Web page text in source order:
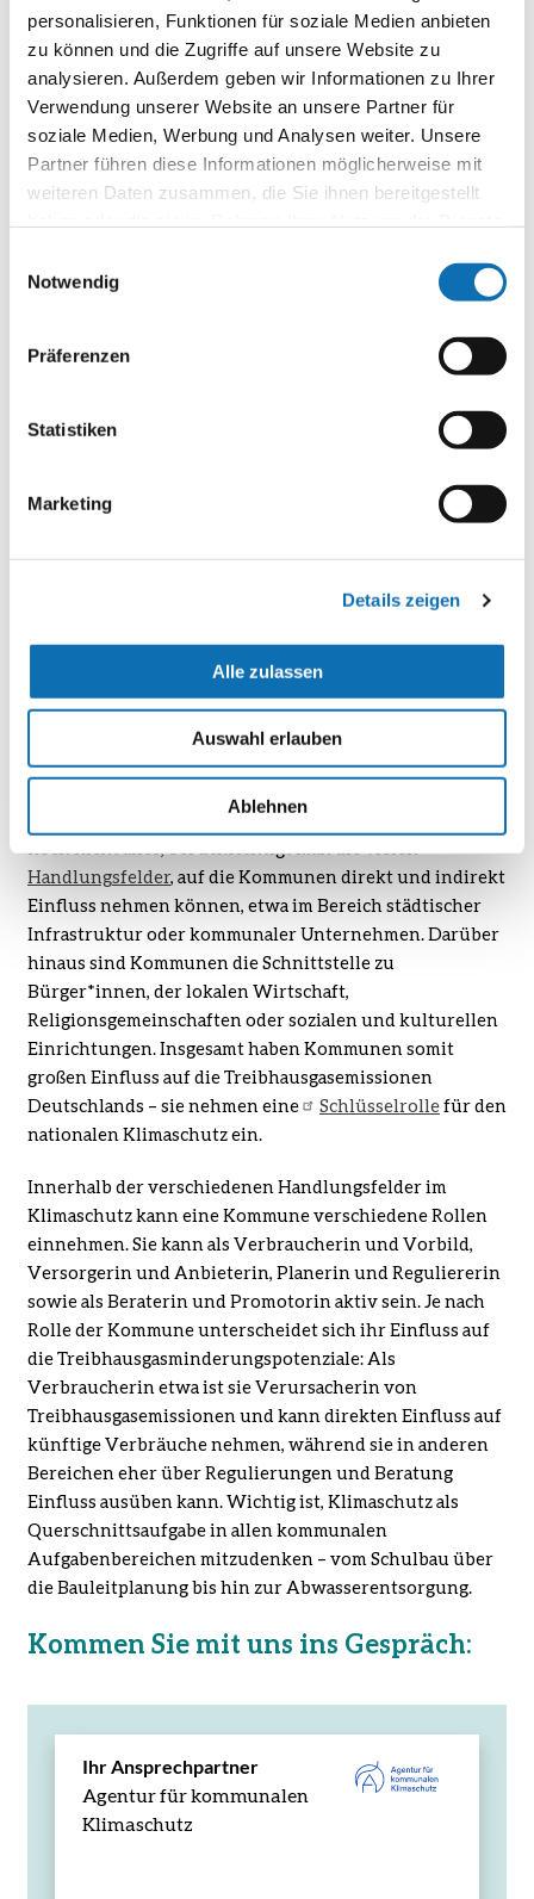
personalisieren, Funktionen für soziale Medien anbieten
zu können und die Zugriffe auf unsere Website zu
analysieren. Außerdem geben wir Informationen zu Ihrer
Verwendung unserer Website an unsere Partner für
soziale Medien, Werbung und Analysen weiter. Unsere
Partner führen diese Informationen möglicherweise mit
weiteren Daten zusammen, die Sie ihnen bereitgestellt
Notwendig
Präferenzen
Statistiken
Marketing
Details zeigen
Alle zulassen
Auswahl erlauben
Ablehnen
Rahmenbedingungen und Handlungsspielräume für
kommunales Klimaschutzengagement; erweitert und
ergänzt in Anlehnung an Difu 2017
© Agentur für kommunalen Klimaschutz
Welche Rolle spielen Kommunen bei
Klimaschutzziele?
treibhausgasneutral zu sein. Das kann nur gelingen,
unterschiedlichen Ebenen ineinandergreifen. Damit
wird der notwendige Transformationsprozess parallel
auf globaler und europäischer Ebene, auf Bundesebene,
in den Bundesländern sowie auf kommunaler Ebene
Zivilgesellschaft vorangetrieben.
Klimaschutz enorm: Wie das Umweltbundesamt in einer
Studie zeigt, können allein mit der
kommunalen Klimaschutzmaßnahmen rund 100
Millionen Tonnen Treibhausgasemissionen in
Kommunenbezogen auf das Jahr 2019 eingespart
bundesdeutschen Emissionen im Jahr 2020. Und das ist
Handlungsfelder, auf die Kommunen direkt und indirekt
Einfluss nehmen können, etwa im Bereich städtischer
Infrastruktur oder kommunaler Unternehmen. Darüber
hinaus sind Kommunen die Schnittstelle zu
Bürger*innen, der lokalen Wirtschaft,
Religionsgemeinschaften oder sozialen und kulturellen
Einrichtungen.Insgesamt haben Kommunen somit
großen Einfluss auf die Treibhausgasemissionen
Deutschlands – sie nehmen eine
Schlüsselrollefür den
nationalen Klimaschutz ein.
Innerhalb der verschiedenen Handlungsfelder im
Klimaschutz kann eine Kommune verschiedene Rollen
einnehmen. Sie kann als Verbraucherin und Vorbild,
Versorgerin und Anbieterin, Planerin und Reguliererin
sowie als Beraterin und Promotorin aktiv sein. Je nach
Rolle der Kommune unterscheidet sich ihr Einfluss auf
die Treibhausgasminderungspotenziale: Als
Verbraucherin etwa ist sie Verursacherin von
Treibhausgasemissionen und kann direkten Einfluss auf
künftige Verbräuche nehmen, während sie in anderen
Bereichen eher über Regulierungen und Beratung
Einfluss ausüben kann. Wichtig ist, Klimaschutz als
Querschnittsaufgabe in allen kommunalen
Aufgabenbereichen mitzudenken – vom Schulbau über
die Bauleitplanung bis hin zur Abwasserentsorgung.
Kommen Sie mit uns ins Gespräch:
Ihr Ansprechpartner
Agentur für kommunalen
Klimaschutz